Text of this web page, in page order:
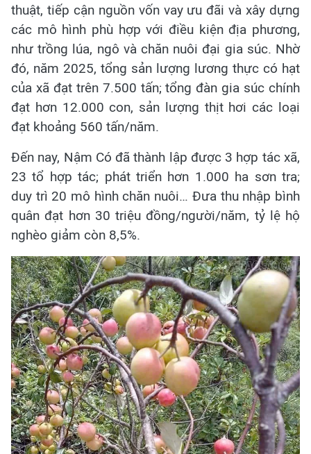
thuật, tiếp cận nguồn vốn vay ưu đãi và xây dựng
các mô hình phù hợp với điều kiện địa phương,
như trồng lúa, ngô và chăn nuôi đại gia súc. Nhờ
đó, năm 2025, tổng sản lượng lương thực có hạt
của xã đạt trên 7.500 tấn; tổng đàn gia súc chính
đạt hơn 12.000 con, sản lượng thịt hơi các loại
đạt khoảng 560 tấn/năm.
Đến nay, Nậm Có đã thành lập được 3 hợp tác xã,
23 tổ hợp tác; phát triển hơn 1.000 ha sơn tra;
duy trì 20 mô hình chăn nuôi… Đưa thu nhập bình
quân đạt hơn 30 triệu đồng/người/năm, tỷ lệ hộ
nghèo giảm còn 8,5%.